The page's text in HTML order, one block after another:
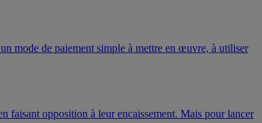
mode de paiement simple à mettre en œuvre, à utiliser
faisant opposition à leur encaissement. Mais pour lancer